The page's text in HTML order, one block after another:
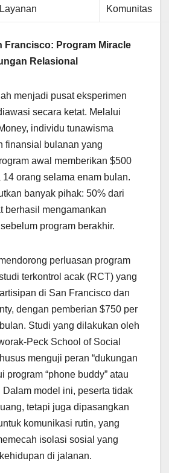
Layanan
Komunitas
Francisco: Program Miracle
Relasional
menjadi pusat eksperimen
secara ketat. Melalui
individu tunawisma
finansial bulanan yang
awal memberikan $500
orang selama enam bulan.
banyak pihak: 50% dari
berhasil mengamankan
program berakhir.
perluasan program
terkontrol acak (RCT) yang
di San Francisco dan
dengan pemberian $750 per
Studi yang dilakukan oleh
Peck School of Social
menguji peran “dukungan
program “phone buddy” atau
Dalam model ini, peserta tidak
tetapi juga dipasangkan
komunikasi rutin, yang
isolasi sosial yang
di jalanan.